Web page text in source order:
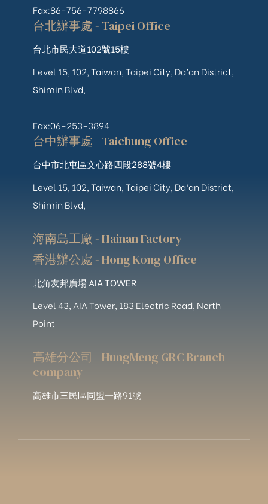
Fax:86-756-7798866
台北辦事處 - Taipei Office
台北市民大道102號15樓
Level 15, 102, Taiwan, Taipei City, Da’an District,
Shimin Blvd,
Fax:06-253-3894
台中辦事處 - Taichung Office
台中市北屯區文心路四段288號4樓
Level 15, 102, Taiwan, Taipei City, Da’an District,
Shimin Blvd,
海南島工廠 - Hainan Factory
香港辦公處 - Hong Kong Office
北角友邦廣場 AIA TOWER
Level 43, AIA Tower, 183 Electric Road, North
Point
高雄分公司 - HungMeng GRC Branch
company
高雄市三民區同盟一路91號